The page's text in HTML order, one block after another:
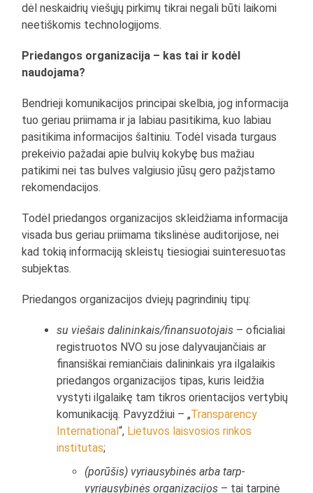
dėl neskaidrių viešųjų pirkimų tikrai negali būti laikomi
neetiškomis technologijoms.
Priedangos organizacija – kas tai ir kodėl
naudojama?
Bendrieji komunikacijos principai skelbia, jog informacija
tuo geriau priimama ir ja labiau pasitikima, kuo labiau
pasitikima informacijos šaltiniu. Todėl visada turgaus
prekeivio pažadai apie bulvių kokybę bus mažiau
patikimi nei tas bulves valgiusio jūsų gero pažįstamo
rekomendacijos.
Todėl priedangos organizacijos skleidžiama informacija
visada bus geriau priimama tikslinėse auditorijose, nei
kad tokią informaciją skleistų tiesiogiai suinteresuotas
subjektas.
Priedangos organizacijos dviejų pagrindinių tipų:
su viešais dalininkais/finansuotojais – oficialiai
registruotos NVO su jose dalyvaujančiais ar
finansiškai remiančiais dalininkais yra ilgalaikis
priedangos organizacijos tipas, kuris leidžia
vystyti ilgalaikę tam tikros orientacijos vertybių
komunikaciją. Pavyzdžiui – „Transparency
International“, Lietuvos laisvosios rinkos
institutas;
(porūšis) vyriausybinės arba tarp-
vyriausybinės organizacijos – tai tarpinė